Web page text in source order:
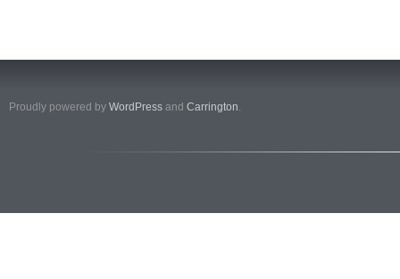
Proudly powered by WordPress and Carrington